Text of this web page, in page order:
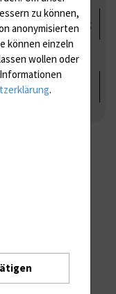
Stoffwechsel /
/ Vitamine;
Immunologie
Amaleptika,
zu können,
anonymisierten
können einzeln
wollen oder
.